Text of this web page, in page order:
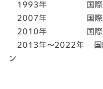
1993年 国際A級
2007年 国際A級ス
2010年 国際A級ス
2013年～2022年 国際
ン